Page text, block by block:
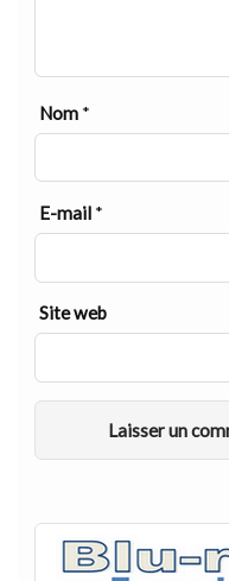
Nom *
E-mail *
Site web